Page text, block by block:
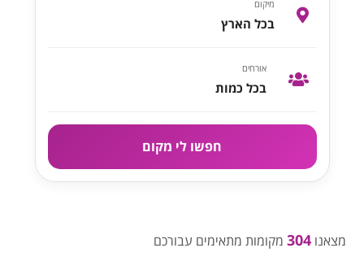
מיקום
בכל הארץ
אורחים
בכל כמות
חפשו לי מקום
מצאנו304 מקומות מתאימים עבורכם